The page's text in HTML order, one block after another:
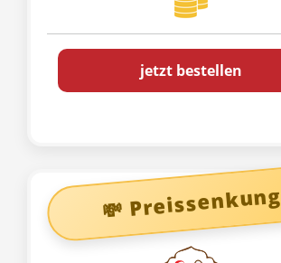
jetzt bestellen
💸 Preissenkung